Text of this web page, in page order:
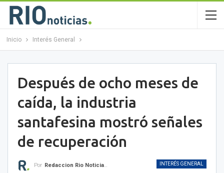
Inicio Interés General
Después de ocho meses de
caída, la industria
santafesina mostró señales
de recuperación
INTERÉS GENERAL
Por Redaccion Rio Noticias OK